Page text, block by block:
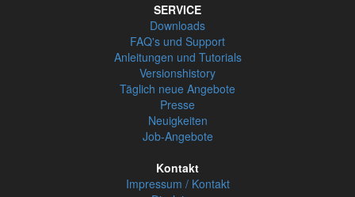
SERVICE
Downloads
FAQ's und Support
Anleitungen und Tutorials
Versionshistory
Täglich neue Angebote
Presse
Neuigkeiten
Job-Angebote
Kontakt
Impressum / Kontakt